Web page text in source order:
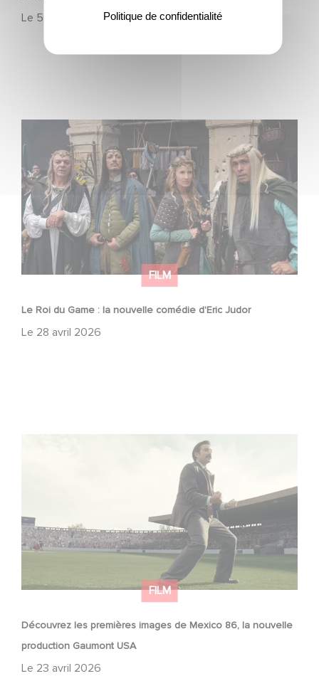
Le 5 juin 2026
FILM
Le Roi du Game : la nouvelle comédie d'Eric Judor
Le 28 avril 2026
Le Roi du Game : la nouvelle comédie d'Eric Judor
FILM
Découvrez les premières images de Mexico 86, la nouvelle
production Gaumont USA
Le 23 avril 2026
Découvrez les premières images de Mexico 86, la
nouvelle production Gaumont USA
Politique de confidentialité